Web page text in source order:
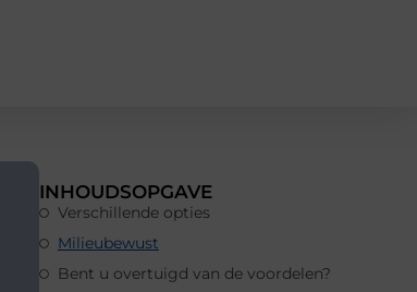
INHOUDSOPGAVE
Verschillende opties
Milieubewust
Bent u overtuigd van de voordelen?